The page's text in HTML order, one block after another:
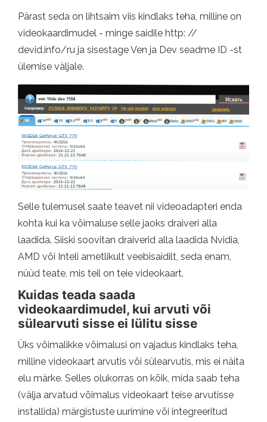
Pärast seda on lihtsaim viis kindlaks teha, milline on
videokaardimudel - minge saidile http: //
devid.info/ru ja sisestage Ven ja Dev seadme ID -st
ülemise väljale.
Selle tulemusel saate teavet nii videoadapteri enda
kohta kui ka võimaluse selle jaoks draiveri alla
laadida. Siiski soovitan draiverid alla laadida Nvidia,
AMD või Inteli ametlikult veebisaidilt, seda enam,
nüüd teate, mis teil on teie videokaart.
Kuidas teada saada
videokaardimudel, kui arvuti või
sülearvuti sisse ei lülitu sisse
Üks võimalikke võimalusi on vajadus kindlaks teha,
milline videokaart arvutis või sülearvutis, mis ei näita
elu märke. Selles olukorras on kõik, mida saab teha
(välja arvatud võimalus videokaart teise arvutisse
installida) märgistuste uurimine või integreeritud